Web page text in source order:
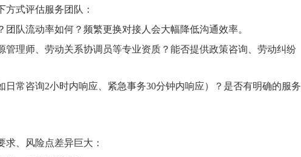
式评估服务团队：
团队流动率如何？频繁更换对接人会大幅降低沟通效率。
管理师、劳动关系协调员等专业资质？能否提供政策咨询、劳动纠纷
日常咨询2小时内响应、紧急事务30分钟内响应）？是否有明确的服务
求、风险点差异巨大：